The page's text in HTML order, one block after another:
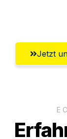
Jetzt